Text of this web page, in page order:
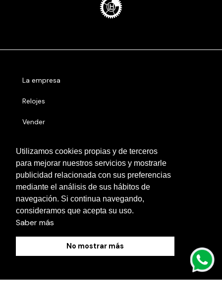
Utilizamos cookies propias y de terceros
para mejorar nuestros servicios y mostrarle
publicidad relacionada con sus preferencias
mediante el análisis de sus hábitos de
navegación. Si continua navegando,
consideramos que acepta su uso.
Saber más
No mostrar más
La empresa
Relojes
Vender
Otras localidades
Contacto
Blog
Política de Cookies